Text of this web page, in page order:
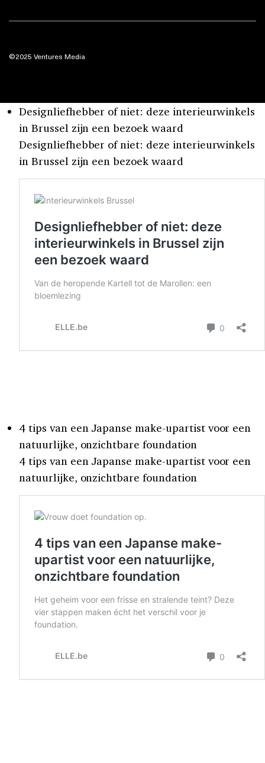
©2025 Ventures Media
Designliefhebber of niet: deze interieurwinkels
in Brussel zijn een bezoek waard
Designliefhebber of niet: deze interieurwinkels
in Brussel zijn een bezoek waard
4 tips van een Japanse make-upartist voor een
natuurlijke, onzichtbare foundation
4 tips van een Japanse make-upartist voor een
natuurlijke, onzichtbare foundation